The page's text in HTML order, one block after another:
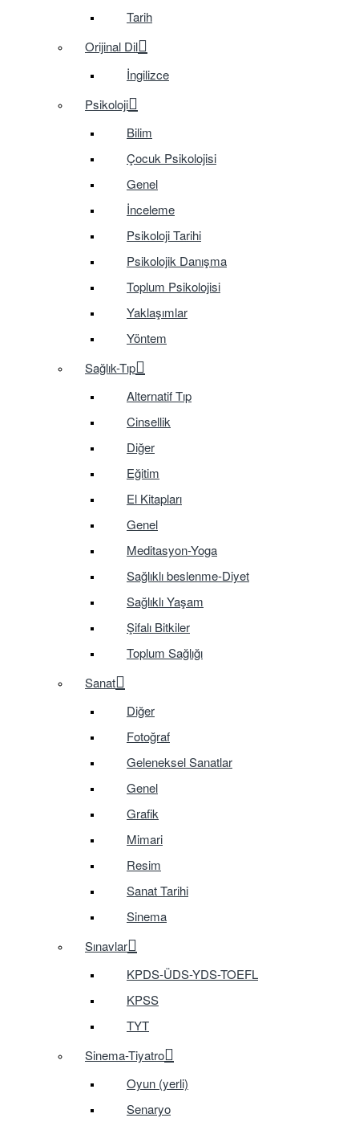
Tarih
Orijinal Dil
İngilizce
Psikoloji
Bilim
Çocuk Psikolojisi
Genel
İnceleme
Psikoloji Tarihi
Psikolojik Danışma
Toplum Psikolojisi
Yaklaşımlar
Yöntem
Sağlık-Tıp
Alternatif Tıp
Cinsellik
Diğer
Eğitim
El Kitapları
Genel
Meditasyon-Yoga
Sağlıklı beslenme-Diyet
Sağlıklı Yaşam
Şifalı Bitkiler
Toplum Sağlığı
Sanat
Diğer
Fotoğraf
Geleneksel Sanatlar
Genel
Grafik
Mimari
Resim
Sanat Tarihi
Sinema
Sınavlar
KPDS-ÜDS-YDS-TOEFL
KPSS
TYT
Sinema-Tiyatro
Oyun (yerli)
Senaryo